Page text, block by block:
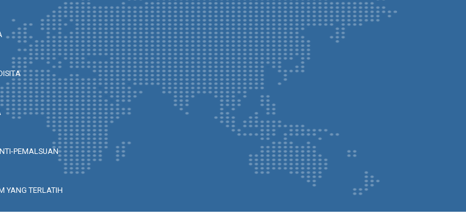
PEMALSUAN
YANG TERLATIH